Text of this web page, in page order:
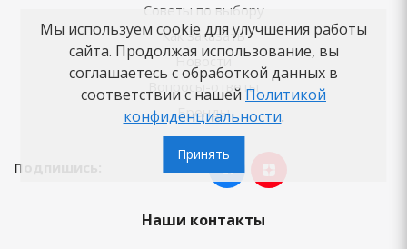
Советы по выбору
Как заказать
Новости
Вопросы-ответы
Бренды
Подпишись:
Наши контакты
Мы используем cookie для улучшения работы
сайта. Продолжая использование, вы
соглашаетесь с обработкой данных в
соответствии с нашей Политикой
конфиденциальности.
Принять